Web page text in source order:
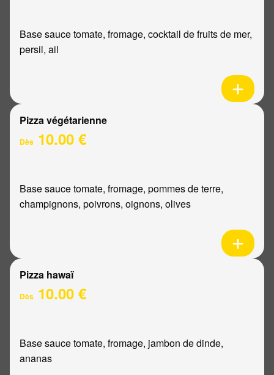
Base sauce tomate, fromage, cocktail de fruits de mer,
persil, ail
Pizza végétarienne
Dès 10.00 €
Base sauce tomate, fromage, pommes de terre,
champignons, poivrons, oignons, olives
Pizza hawaï
Dès 10.00 €
Base sauce tomate, fromage, jambon de dinde,
ananas